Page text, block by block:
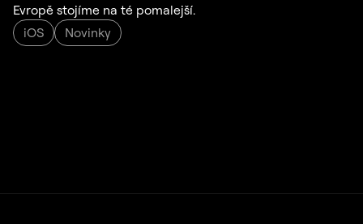
Evropě stojíme na té pomalejší.
iOS
Novinky